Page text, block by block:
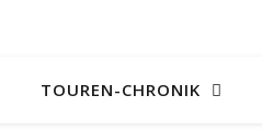
TOUREN-CHRONIK